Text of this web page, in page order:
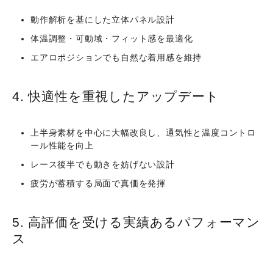
動作解析を基にした立体パネル設計
体温調整・可動域・フィット感を最適化
エアロポジションでも自然な着用感を維持
4. 快適性を重視したアップデート
上半身素材を中心に大幅改良し、通気性と温度コントロ
ール性能を向上
レース後半でも動きを妨げない設計
疲労が蓄積する局面で真価を発揮
5. 高評価を受ける実績あるパフォーマン
ス